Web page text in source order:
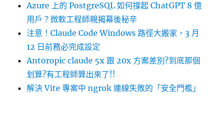
Azure 上的 PostgreSQL 如何撐起 ChatGPT 8 億
用戶？微軟工程師親揭幕後秘辛
注意！Claude Code Windows 路徑大搬家，3 月
12 日前務必完成設定
Antoropic claude 5x 跟 20x 方案差別?到底那個
划算?有工程師算出來了!!
解決 Vite 專案中 ngrok 連線失敗的「安全門檻」